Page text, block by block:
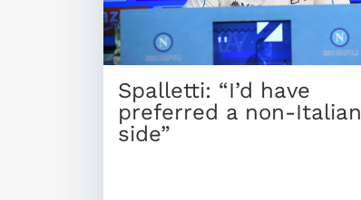
Spalletti: “I’d have
preferred a non-Italian
side”